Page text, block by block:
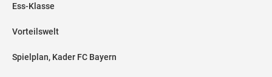
Ess-Klasse
Vorteilswelt
Spielplan, Kader FC Bayern